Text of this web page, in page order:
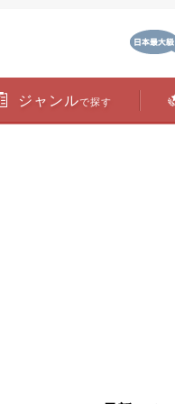
ジャンルで探す